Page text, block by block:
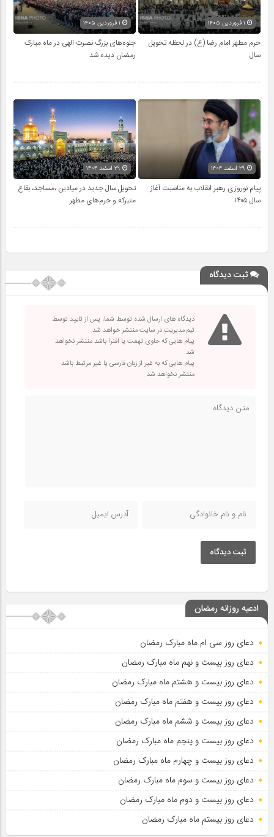
حرم مطهر امام رضا (ع) در لحظه تحویل
سال
جلوه‌های بزرگ نصرت الهی در ماه مبارک
رمضان دیده شد
پیام نوروزی رهبر انقلاب به مناسبت آغاز
سال ۱۴۰۵
تحویل سال‌ جدید در میادین ،مساجد، بقاع
متبرکه‌ و حرم‌های‌ مطهر
ثبت دیدگاه
دیدگاه های ارسال شده توسط شما، پس از تایید توسط
تیم مدیریت در سایت منتشر خواهد شد.
پیام هایی که حاوی تهمت یا افترا باشد منتشر نخواهد
شد.
پیام هایی که به غیر از زبان فارسی یا غیر مرتبط باشد
منتشر نخواهد شد.
ثبت دیدگاه
ادعیه روزانه رمضان
دعای روز سی ام ماه مبارک رمضان
دعای روز بیست و نهم ماه مبارک رمضان
دعای روز بیست و هشتم ماه مبارک رمضان
دعای روز بیست و هفتم ماه مبارک رمضان
دعای روز بیست و ششم ماه مبارک رمضان
دعای روز بیست و پنجم ماه مبارک رمضان
دعای روز بیست و چهارم ماه مبارک رمضان
دعای روز بیست و سوم ماه مبارک رمضان
دعای روز بیست و دوم ماه مبارک رمضان
دعای روز بیستم ماه مبارک رمضان